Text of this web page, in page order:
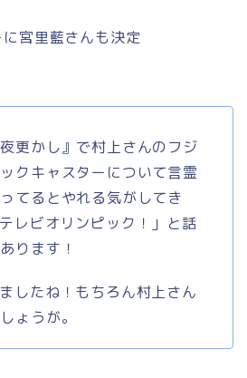
宮里藍さんも決定
更かし』で村上さんのフジ
クキャスターについて言霊
てるとやれる気がしてき
レビオリンピック！」と話
ります！
したね！もちろん村上さん
ょうが。